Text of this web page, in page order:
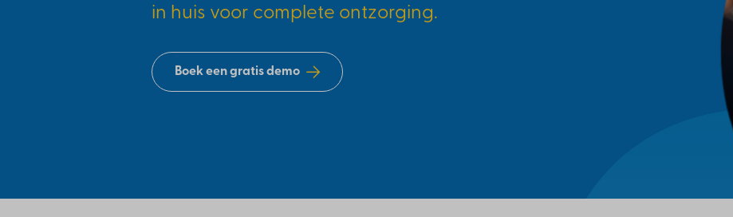
in huis voor complete ontzorging.
Boek een gratis demo